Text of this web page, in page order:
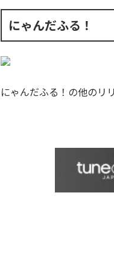
にゃんだふる！
にゃんだふる！ の他のリ